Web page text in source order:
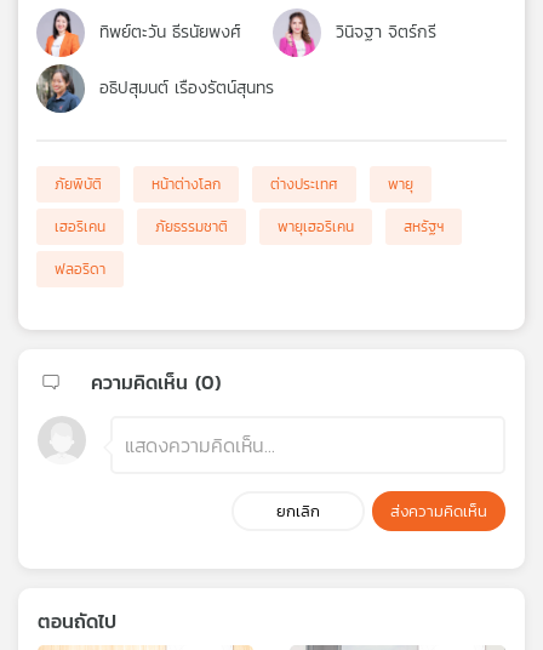
ทิพย์ตะวัน ธีรนัยพงศ์ วินิจฐา จิตร์กรี
อธิปสุมนต์ เรืองรัตน์สุนทร
ภัยพิบัติ หน้าต่างโลก ต่างประเทศ
พายุ
เฮอริเคน
ภัยธรรมชาติ พายุเฮอริเคน
สหรัฐฯ
ฟลอริดา
ความคิดเห็น (0)
ยกเลิก ส่งความคิดเห็น
ตอนถัดไป